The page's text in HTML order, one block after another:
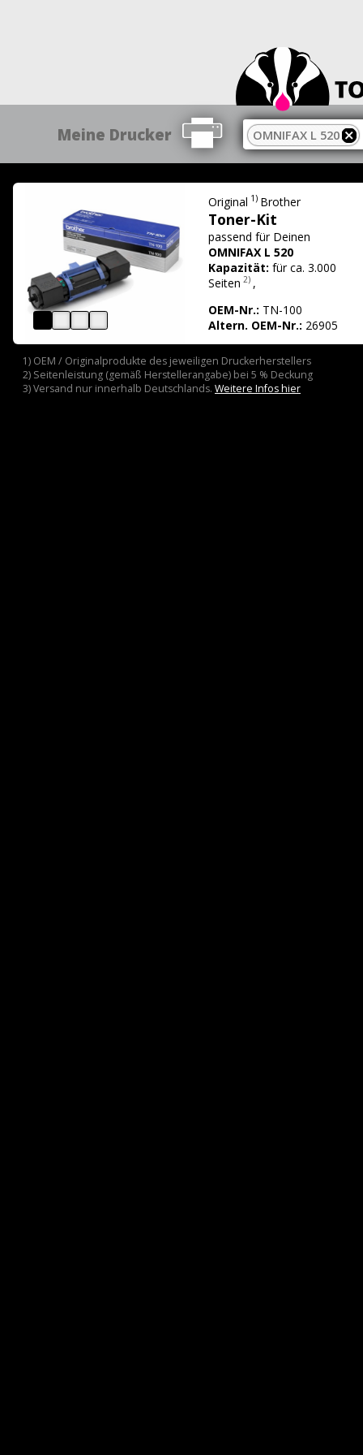
Meine Drucker OMNIFAX L 520
Original 1) Brother
Toner-Kit
passend für Deinen
OMNIFAX L 520
Kapazität: für ca. 3.000
Seiten 2) ,
OEM-Nr.: TN-100
Altern. OEM-Nr.: 26905
1) OEM / Originalprodukte des jeweiligen Druckerherstellers
2) Seitenleistung (gemäß Herstellerangabe) bei 5 % Deckung
3) Versand nur innerhalb Deutschlands. Weitere Infos hier